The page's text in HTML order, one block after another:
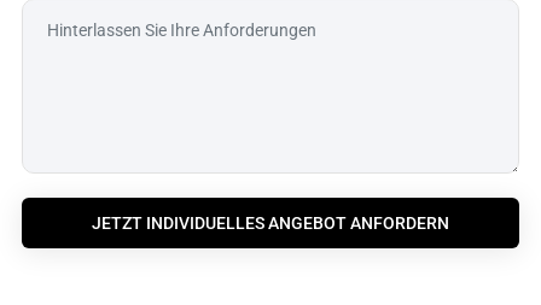
JETZT INDIVIDUELLES ANGEBOT ANFORDERN